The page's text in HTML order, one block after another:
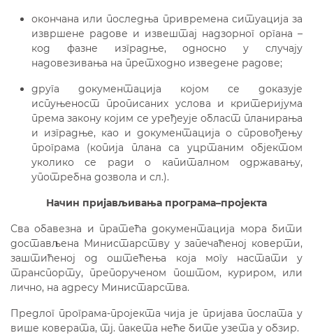
окончана или последња привремена ситуација за
извршене радове и извештај надзорног органа –
код фазне изградње, односно у случају
надовезивања на претходно изведене радове;
друга документација којом се доказује
испуњеност прописаних услова и критеријума
према закону којим се уређеује област планирања
и изградње, као и документација о спровођењу
програма (копија плана са уцртаним објектом
уколико се ради о капиталном одржавању,
употребна дозвола и сл.).
Начин пријављивања програма–пројекта
Сва обавезна и пратећа документација мора бити
достављена Министарству у запечаћеној коверти,
заштићеној од оштећења која могу настати у
транспорту, препорученом поштом, куриром, или
лично, на адресу Министарства.
Предлог програма-пројекта чија је пријава послата у
више коверата, тј. пакета неће бите узета у обзир.